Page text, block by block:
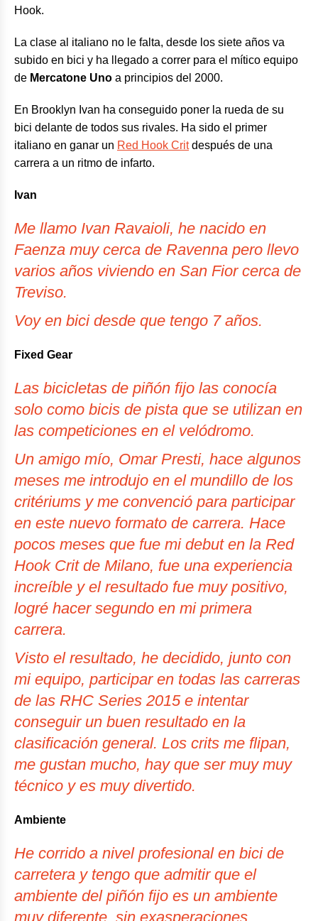
Hook.
La clase al italiano no le falta, desde los siete años va
subido en bici y ha llegado a correr para el mítico equipo
de Mercatone Uno a principios del 2000.
En Brooklyn Ivan ha conseguido poner la rueda de su
bici delante de todos sus rivales. Ha sido el primer
italiano en ganar un Red Hook Critdespués de una
carrera a un ritmo de infarto.
Ivan
Me llamo Ivan Ravaioli, he nacido en
Faenza muy cerca de Ravenna pero llevo
varios años viviendo en San Fior cerca de
Treviso.
Voy en bici desde que tengo 7 años.
Fixed Gear
Las bicicletas de piñón fijo las conocía
solo como bicis de pista que se utilizan en
las competiciones en el velódromo.
Un amigo mío, Omar Presti, hace algunos
meses me introdujo en el mundillo de los
critériums y me convenció para participar
en este nuevo formato de carrera. Hace
pocos meses que fue mi debut en la Red
Hook Crit de Milano, fue una experiencia
increíble y el resultado fue muy positivo,
logré hacer segundo en mi primera
carrera.
Visto el resultado, he decidido, junto con
mi equipo, participar en todas las carreras
de las RHC Series 2015 e intentar
conseguir un buen resultado en la
clasificación general. Los crits me flipan,
me gustan mucho, hay que ser muy muy
técnico y es muy divertido.
Ambiente
He corrido a nivel profesional en bici de
carretera y tengo que admitir que el
ambiente del piñón fijo es un ambiente
muy diferente, sin exasperaciones.